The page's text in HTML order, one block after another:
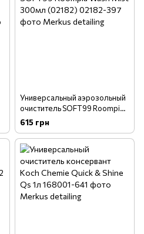
Универсальный аэрозольный
очиститель SOFT99 Roompia
Wash Mist 300мл (02182)
615 грн